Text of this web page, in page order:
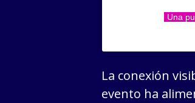
Una
La conexión
evento ha